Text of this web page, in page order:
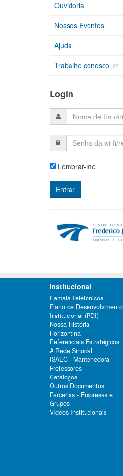
Ouvidoria
Nossos Eventos
Ajuda
Trabalhe conosco
Login
Lembrar-me
Institucional
Ramais Telefônicos
Plano de Desenvolvimento
Institucional (PDI)
Nossa História
Horizontina
Referenciais Estratégicos
A Rede Sinodal
ISAEC - Mantenedora
Professores
Catálogos
Outros Documentos
Parcerias - Empresas e
Grupos
Vídeos Institucionais